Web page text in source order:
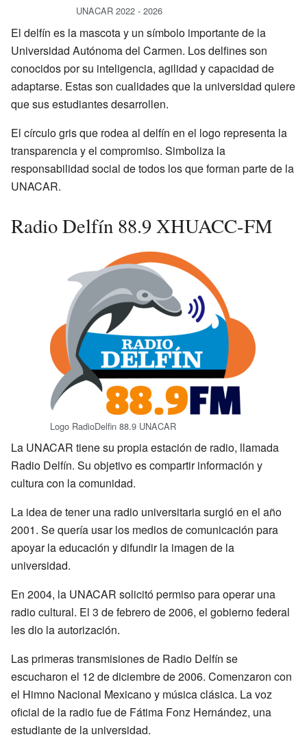
UNACAR 2022 - 2026
El delfín es la mascota y un símbolo importante de la
Universidad Autónoma del Carmen. Los delfines son
conocidos por su inteligencia, agilidad y capacidad de
adaptarse. Estas son cualidades que la universidad quiere
que sus estudiantes desarrollen.
El círculo gris que rodea al delfín en el logo representa la
transparencia y el compromiso. Simboliza la
responsabilidad social de todos los que forman parte de la
UNACAR.
Radio Delfín 88.9 XHUACC-FM
Logo RadioDelfin 88.9 UNACAR
La UNACAR tiene su propia estación de radio, llamada
Radio Delfín. Su objetivo es compartir información y
cultura con la comunidad.
La idea de tener una radio universitaria surgió en el año
2001. Se quería usar los medios de comunicación para
apoyar la educación y difundir la imagen de la
universidad.
En 2004, la UNACAR solicitó permiso para operar una
radio cultural. El 3 de febrero de 2006, el gobierno federal
les dio la autorización.
Las primeras transmisiones de Radio Delfín se
escucharon el 12 de diciembre de 2006. Comenzaron con
el Himno Nacional Mexicano y música clásica. La voz
oficial de la radio fue de Fátima Fonz Hernández, una
estudiante de la universidad.